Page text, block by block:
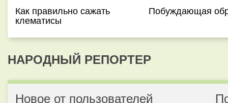
Как правильно сажать
клематисы
Побуждающая
НАРОДНЫЙ РЕПОРТЕР
Новое от пользователей